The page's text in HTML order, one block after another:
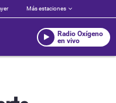
Más estaciones
Radio Oxígeno
en vivo